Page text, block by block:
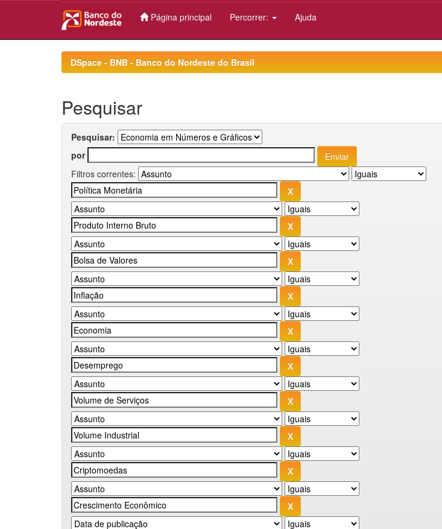
Página principal Percorrer: Ajuda
DSpace - BNB - Banco do Nordeste do Brasil
Pesquisar
Pesquisar:
por
Filtros correntes: